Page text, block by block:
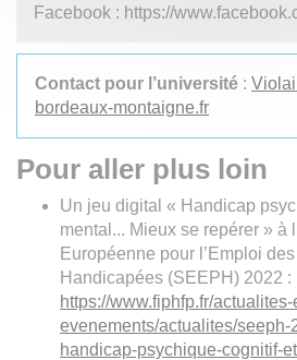
Facebook : https://
Contact pour l’université :
bordeaux-montaigne.fr
Pour aller plus loin
Un jeu digital « Handicap
mental... Mieux se repérer » à
Européenne pour l’Emploi
Handicapées (SEEPH) 2022 :
https://www.fiphfp.fr/actualites-
evenements/actualites/
handicap-psychique-cognitif-